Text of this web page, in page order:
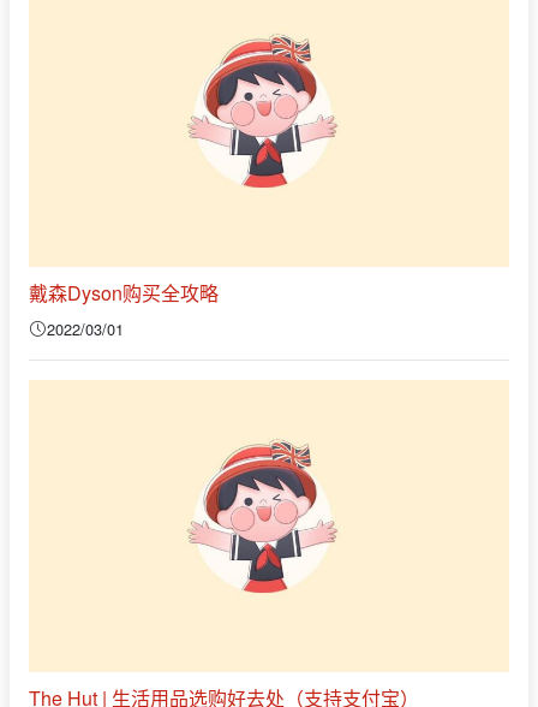
戴森Dyson购买全攻略
2022/03/01
The Hut | 生活用品选购好去处（支持支付宝）